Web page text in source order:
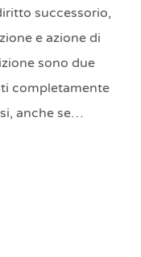
successorio,
e azione di
sono due
completamente
anche se…